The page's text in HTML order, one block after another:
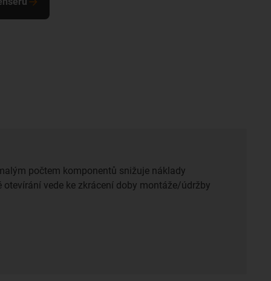
počtem komponentů snižuje náklady
otevírání vede ke zkrácení doby montáže/údržby